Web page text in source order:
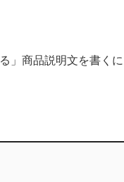
」商品説明文を書くに